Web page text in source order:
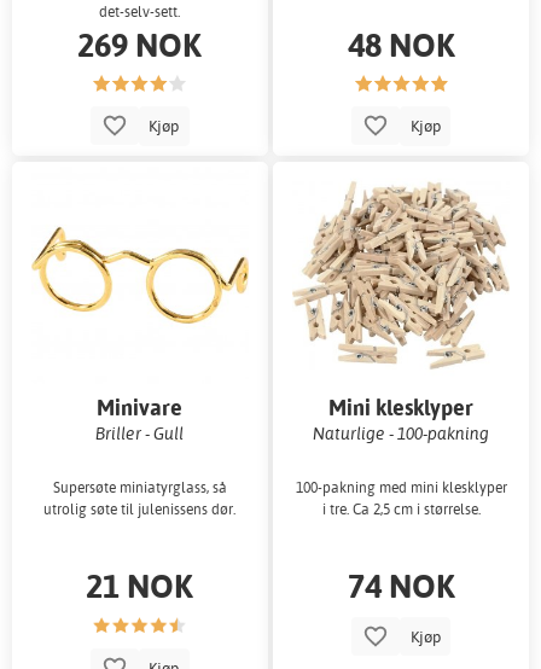
det-selv-sett.
269 NOK
Kjøp
48 NOK
Kjøp
Minivare
Briller - Gull
Supersøte miniatyrglass, så
utrolig søte til julenissens dør.
21 NOK
Mini klesklyper
Naturlige - 100-pakning
100-pakning med mini klesklyper
i tre. Ca 2,5 cm i størrelse.
74 NOK
Kjøp